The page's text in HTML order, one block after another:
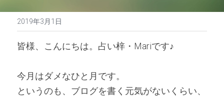
2019年3月1日
皆様、こんにちは。占い梓・Mariです♪
今月はダメなひと月です。
というのも、ブログを書く元気がないくらい、